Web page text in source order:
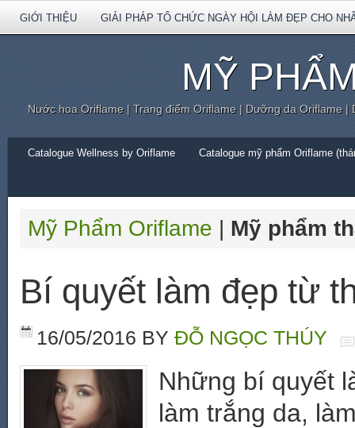
GIỚI THIỆU GIẢI PHÁP TỔ CHỨC NGÀY HỘI LÀM ĐẸP CHO
MỸ
Nước hoa Oriflame | Trang điểm Oriflame | Dưỡng da Oriflame
Catalogue Wellness by Oriflame Catalogue mỹ phẩm Oriflame
Mỹ Phẩm Oriflame | Mỹ phẩm
Bí quyết làm đẹp từ
16/05/2016 BY ĐỖ NGỌC THÚY
Những bí quyết
làm trắng da,